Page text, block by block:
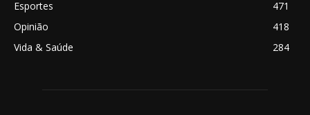
Esportes
471
Opinião
418
Vida & Saúde
284